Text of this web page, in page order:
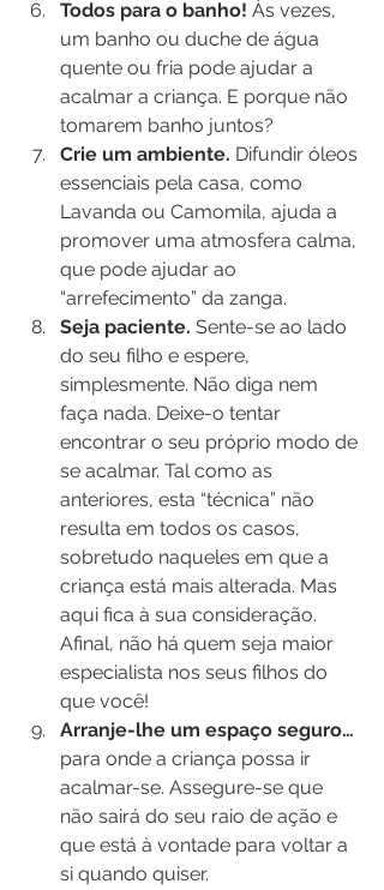
Todos para o banho! Às vezes,
um banho ou duche de água
quente ou fria pode ajudar a
acalmar a criança. E porque não
tomarem banho juntos?
Crie um ambiente. Difundir óleos
essenciais pela casa, como
Lavanda ou Camomila, ajuda a
promover uma atmosfera calma,
que pode ajudar ao
“arrefecimento” da zanga.
Seja paciente. Sente-se ao lado
do seu filho e espere,
simplesmente. Não diga nem
faça nada. Deixe-o tentar
encontrar o seu próprio modo de
se acalmar. Tal como as
anteriores, esta “técnica” não
resulta em todos os casos,
sobretudo naqueles em que a
criança está mais alterada. Mas
aqui fica à sua consideração.
Afinal, não há quem seja maior
especialista nos seus filhos do
que você!
Arranje-lhe um espaço seguro…
para onde a criança possa ir
acalmar-se. Assegure-se que
não sairá do seu raio de ação e
que está à vontade para voltar a
si quando quiser.